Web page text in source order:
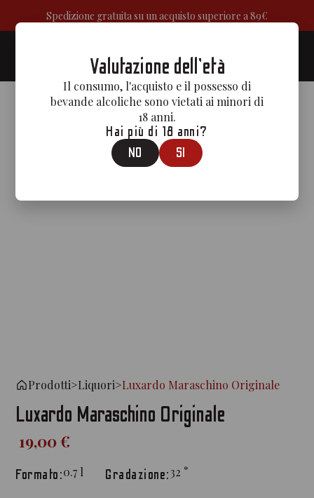
Spedizione gratuita su un acquisto superiore a 89€
Valutazione dell'età
Il consumo, l'acquisto e il possesso di
bevande alcoliche sono vietati ai minori di
18 anni.
Hai più di 18 anni?
NO
SI
Prodotti>Liquori>Luxardo Maraschino Originale
Luxardo Maraschino Originale
19,00 €
Formato:0.7 l Gradazione:32 °